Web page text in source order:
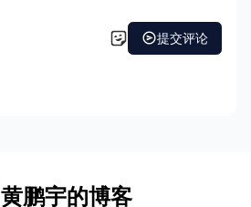
黄鹏宇的博客